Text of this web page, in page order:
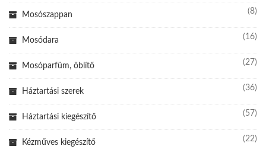
Mosószappan (8)
Mosódara (16)
Mosóparfüm, öblítő (27)
Háztartási szerek (36)
Háztartási kiegészítő (57)
Kézműves kiegészítő (22)